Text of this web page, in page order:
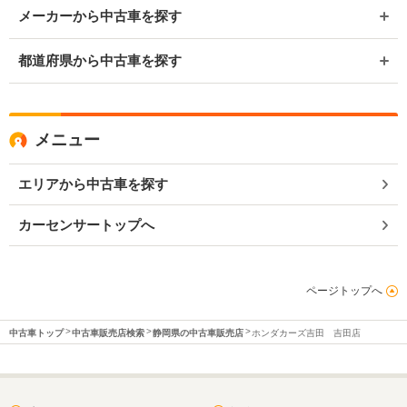
メーカーから中古車を探す
都道府県から中古車を探す
メニュー
エリアから中古車を探す
カーセンサートップへ
ページトップへ
中古車トップ 中古車販売店検索 静岡県の中古車販売店 ホンダカーズ吉田 吉田店